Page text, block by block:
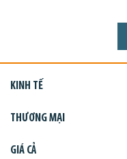
KINH TẾ
THƯƠNG MẠI
GIÁ CẢ